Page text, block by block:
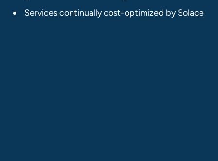
Services continually cost-optimized by Solace​​